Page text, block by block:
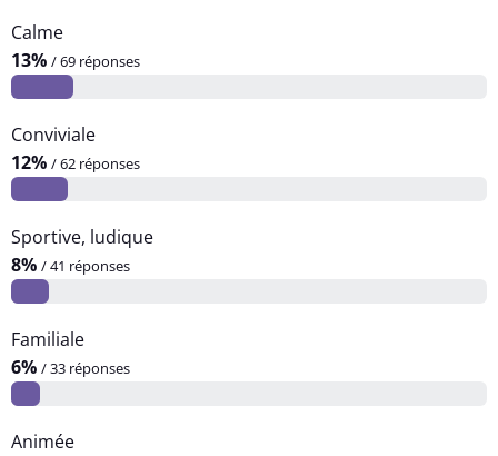
Calme
13% / 69 réponses
Conviviale
12% / 62 réponses
Sportive, ludique
8% / 41 réponses
Familiale
6% / 33 réponses
Animée